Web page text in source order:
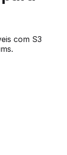
com S3